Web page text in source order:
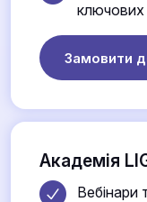
ключових
Замовити
Академія
Вебінари